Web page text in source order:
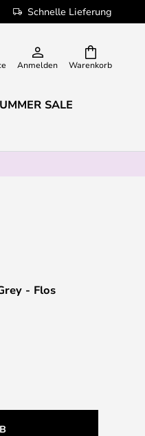
Schnelle Lieferung
Warenkorb
Anmelden
SALE
- Flos